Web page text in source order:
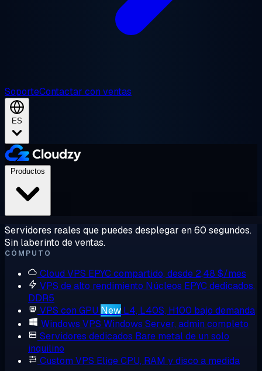
SoporteContactar con ventas
ES
Servidores reales que puedes desplegar en 60 segundos.
Sin laberinto de ventas.
CÓMPUTO
Cloud VPS EPYC compartido, desde 2,48 $/mes
VPS de alto rendimiento Núcleos EPYC dedicados,
DDR5
VPS con GPU New L4, L40S, H100 bajo demanda
Windows VPS Windows Server, admin completo
Servidores dedicados Bare metal de un solo
inquilino
Custom VPS Elige CPU, RAM y disco a medida